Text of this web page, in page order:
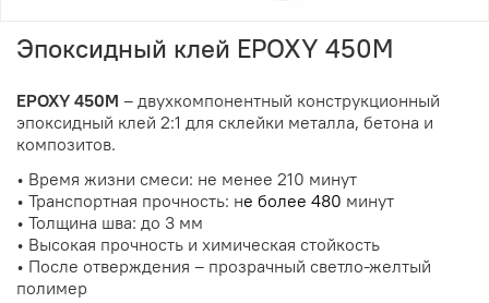
Эпоксидный клей EPOXY 450М
EPOXY 450M – двухкомпонентный конструкционный
эпоксидный клей 2:1 для склейки металла, бетона и
композитов.
• Время жизни смеси: не менее 210 минут
• Транспортная прочность: не более 480 минут
• Толщина шва: до 3 мм
• Высокая прочность и химическая стойкость
• После отверждения – прозрачный светло-желтый
полимер